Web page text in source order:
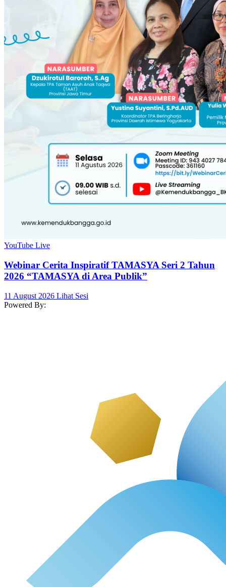
YouTube Live
Webinar Cerita Inspiratif TAMASYA Seri 2 Tahun
2026 “TAMASYA di Area Publik”
11 August 2026 Lihat Sesi
Powered By: